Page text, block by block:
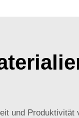
und Produktivität